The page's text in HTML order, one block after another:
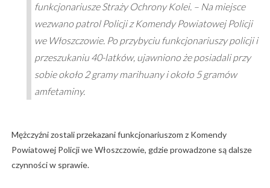
funkcjonariusze Straży Ochrony Kolei. – Na miejsce
wezwano patrol Policji z Komendy Powiatowej Policji
we Włoszczowie. Po przybyciu funkcjonariuszy policji i
przeszukaniu 40-latków, ujawniono że posiadali przy
sobie około 2 gramy marihuany i około 5 gramów
amfetaminy.
Mężczyźni zostali przekazani funkcjonariuszom z Komendy
Powiatowej Policji we Włoszczowie, gdzie prowadzone są dalsze
czynności w sprawie.